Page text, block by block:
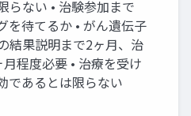
らない • 治験参加まで
を待てるか • がん遺伝⼦
結果説明まで2ヶ⽉、治
程度必要 • 治療を受け
であるとは限らない